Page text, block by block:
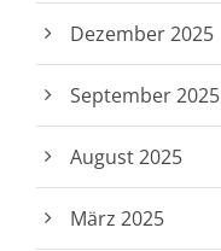
Dezember 2025
September 2025
August 2025
März 2025